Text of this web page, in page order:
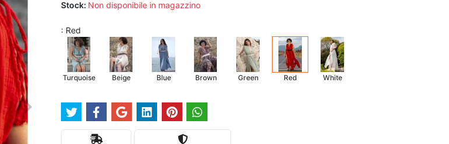
Stock: Non disponibile in magazzino
: Red
Turquoise Beige Blue Brown Green Red White